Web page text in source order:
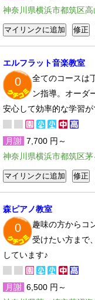
神奈川県横浜市都筑区高
エルフラット音楽教室
0
全てのコースは
ン指導。オーダ
安心して効率的な学習が
月謝 7,700 円～
神奈川県横浜市都筑区
森ピアノ教室
0
趣味の方からコ
受けたい方まで
しています♪
月謝 6,500 円～